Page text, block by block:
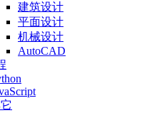
建筑设计
平面设计
机械设计
AutoCAD